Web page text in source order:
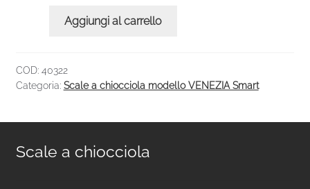
Aggiungi al carrello
COD: 40322
Categoria: Scale a chiocciola modello VENEZIA Smart
Scale a chiocciola